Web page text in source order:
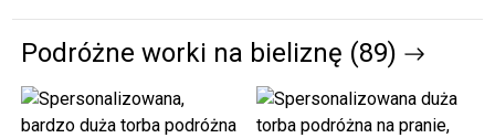
Podróżne worki na bieliznę (89)